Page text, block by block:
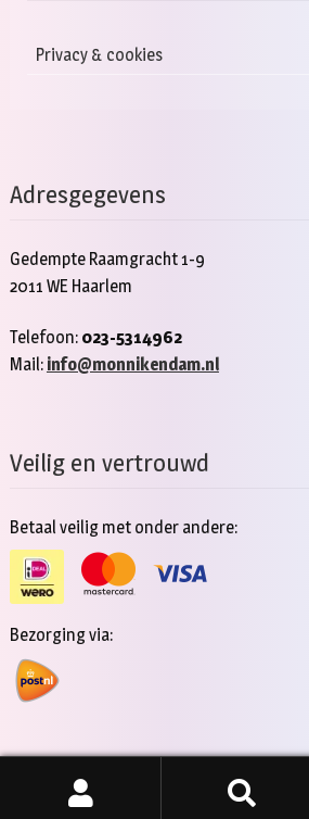
Privacy & cookies
Adresgegevens
Gedempte Raamgracht 1-9
2011 WE Haarlem
Telefoon: 023-5314962
Mail: info@monnikendam.nl
Veilig en vertrouwd
Betaal veilig met onder andere:
Bezorging via:
Copyright 2026 - Jan
ZOEKEN